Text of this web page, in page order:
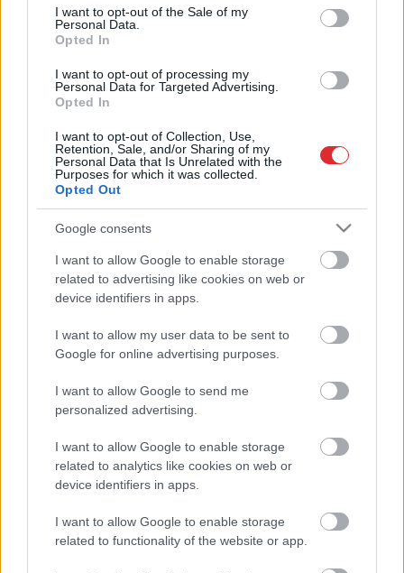
consent section.
I want to opt-out of the Sale of my
Personal Data.
Opted In
I want to opt-out of processing my
Personal Data for Targeted Advertising.
Opted In
I want to opt-out of Collection, Use,
Retention, Sale, and/or Sharing of my
Personal Data that Is Unrelated with the
Purposes for which it was collected.
Opted Out
Google consents
I want to allow Google to enable storage
related to advertising like cookies on web or
device identifiers in apps.
I want to allow my user data to be sent to
Google for online advertising purposes.
I want to allow Google to send me
personalized advertising.
I want to allow Google to enable storage
related to analytics like cookies on web or
device identifiers in apps.
I want to allow Google to enable storage
related to functionality of the website or app.
mīlēšanās no rītiem
Ļotiintīmi: 8 atklāsmes par
mīlēšanos, par ko skaļi nerunā
intīmā tuvība
10 lietas, par ko sieviete domā,
pirmo reizi izģērbjoties vīrieša
piekritīs ikviens, kas ir laimīgās
attiecībās
6 aizraujošas un “karstas” lomu
spēles mežonīgiem gultas
Atcelt Ziņot